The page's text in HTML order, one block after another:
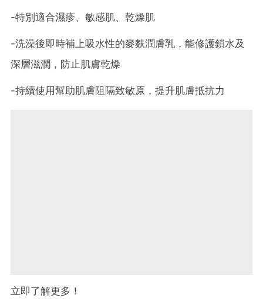
-特別適合濕疹、敏感肌、乾燥肌
-洗澡後即時補上吸水性的麥麩潤膚乳，能修護鎖水及
深層滋潤，防止肌膚乾燥
-持續使用幫助肌膚阻隔致敏原，提升肌膚抵抗力
立即了解更多！